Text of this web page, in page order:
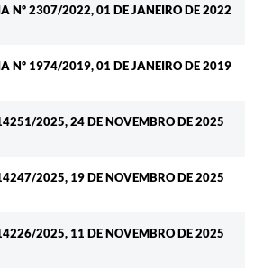
Nº 2307/2022, 01 DE JANEIRO DE 2022
Nº 1974/2019, 01 DE JANEIRO DE 2019
2025, 24 DE NOVEMBRO DE 2025
2025, 19 DE NOVEMBRO DE 2025
2025, 11 DE NOVEMBRO DE 2025